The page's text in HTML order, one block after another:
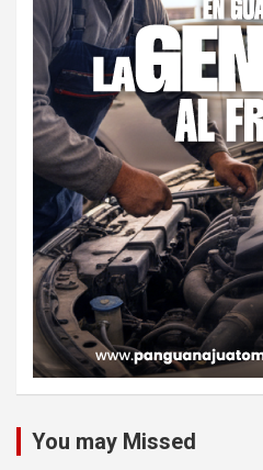
You may Missed